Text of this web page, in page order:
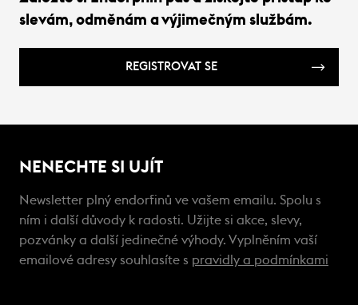
slevám, odměnám a výjimečným službám.
REGISTROVAT SE
NENECHTE SI UJÍT
Newsletter plný endorfinů ve vašem emailu. Spolu s
ním i další důvody k radosti. Užijte si akce, slevy,
pozvánky a další jedinečné výhody. Vyplněním vaší
emailové adresy souhlasíte s pravidly a podmínkami